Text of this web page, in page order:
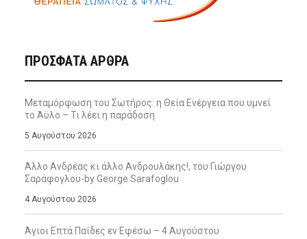
ΠΡΌΣΦΑΤΑ ΆΡΘΡΑ
Μεταμόρφωση του Σωτήρος: η Θεία Ενέργεια που υμνεί
το Άϋλο – Τι λέει η παράδοση
5 Αυγούστου 2026
Άλλο Ανδρέας κι άλλο Ανδρουλάκης!, του Γιώργου
Σαράφογλου-by George Sarafoglou
4 Αυγούστου 2026
Άγιοι Επτά Παίδες εν Εφέσω – 4 Αυγούστου